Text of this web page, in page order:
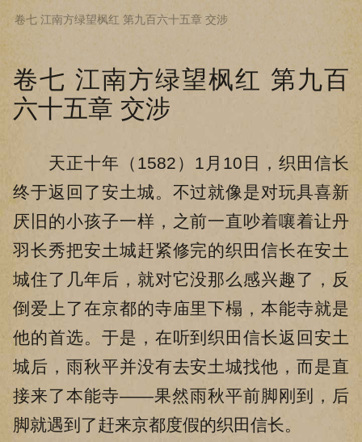
下拉阅读上一章
卷七 江南方绿望枫红 第九百
六十五章 交涉
天正十年（1582）1月10日，织田信长
终于返回了安土城。不过就像是对玩具喜新
厌旧的小孩子一样，之前一直吵着嚷着让丹
羽长秀把安土城赶紧修完的织田信长在安土
城住了几年后，就对它没那么感兴趣了，反
倒爱上了在京都的寺庙里下榻，本能寺就是
他的首选。于是，在听到织田信长返回安土
城后，雨秋平并没有去安土城找他，而是直
接来了本能寺——果然雨秋平前脚刚到，后
脚就遇到了赶来京都度假的织田信长。
卷七 江南方绿望枫红 第九百六十五章 交涉